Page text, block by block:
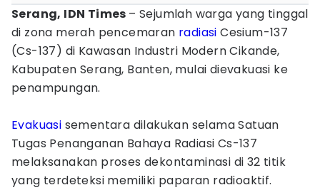
Serang, IDN Times – Sejumlah warga yang tinggal
di zona merah pencemaran radiasi Cesium-137
(Cs-137) di Kawasan Industri Modern Cikande,
Kabupaten Serang, Banten, mulai dievakuasi ke
penampungan.
Evakuasi sementara dilakukan selama Satuan
Tugas Penanganan Bahaya Radiasi Cs-137
melaksanakan proses dekontaminasi di 32 titik
yang terdeteksi memiliki paparan radioaktif.